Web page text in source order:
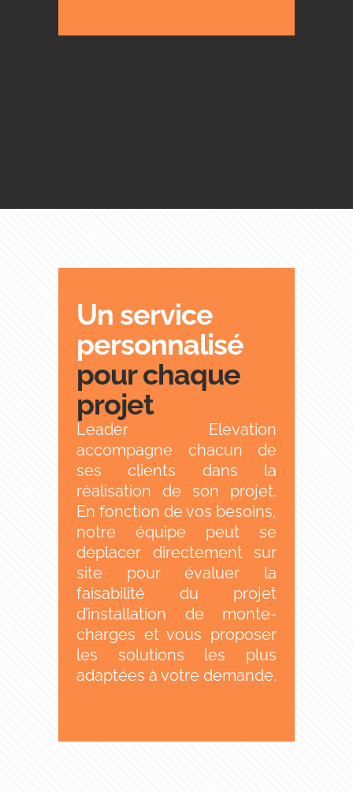
Un service
personnalisé
pour chaque
projet
Leader Elevation
accompagne chacun de
ses clients dans la
réalisation de son projet.
En fonction de vos besoins,
notre équipe peut se
déplacer directement sur
site pour évaluer la
faisabilité du projet
d’installation de monte-
charges et vous proposer
les solutions les plus
adaptées à votre demande.